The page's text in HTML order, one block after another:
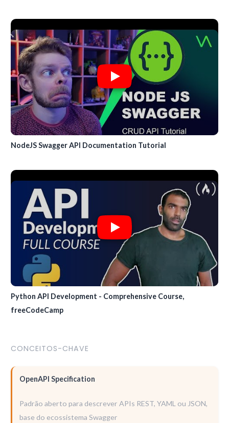
NodeJS Swagger API Documentation Tutorial
Python API Development - Comprehensive Course,
freeCodeCamp
CONCEITOS-CHAVE
OpenAPI Specification
Padrão aberto para descrever APIs REST, YAML ou JSON,
base do ecossistema Swagger